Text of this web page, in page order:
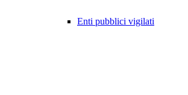
Enti pubblici vigilati